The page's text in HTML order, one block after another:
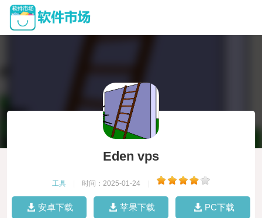
Eden vps
工具 时间：2025-01-24
安卓下载 苹果下载 PC下载